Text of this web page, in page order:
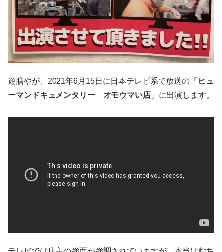
遊膳やが、2021年6月15日に日本テレビ系で放送の「 ヒュ
ーマンドキュメンタリー オモウマい店 」に出演します。